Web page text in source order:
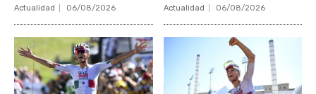
Actualidad 06/08/2026 Actualidad 06/08/2026